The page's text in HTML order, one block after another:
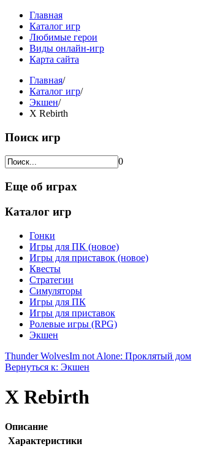
Главная
Каталог игр
Любимые герои
Виды онлайн-игр
Карта сайта
Главная/
Каталог игр/
Экшен/
X Rebirth
Поиск игр
0
Еще об играх
Каталог игр
Гонки
Игры для ПК (новое)
Игры для приставок (новое)
Квесты
Стратегии
Симуляторы
Игры для ПК
Игры для приставок
Ролевые игры (RPG)
Экшен
Thunder WolvesIm not Alone: Проклятый дом
Вернуться к: Экшен
X Rebirth
Описание
Характеристики